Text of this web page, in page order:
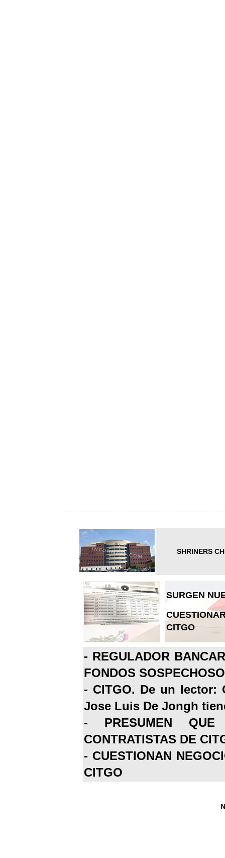
SHRINERS
SURGEN
CITGO
- REGULADOR
FONDOS
- CITGO. De un lector:
Jose Luis De Jongh
- PRESUMEN
CONTRATISTAS DE
- CUESTIONAN
CITGO